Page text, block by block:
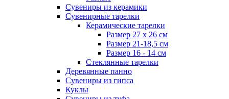
Сувениры из керамики
Сувенирные тарелки
Керамические тарелки
Размер 27 х 26 см
Размер 21-18,5 см
Размер 16 - 14 см
Стеклянные тарелки
Деревянные панно
Сувениры из гипса
Куклы